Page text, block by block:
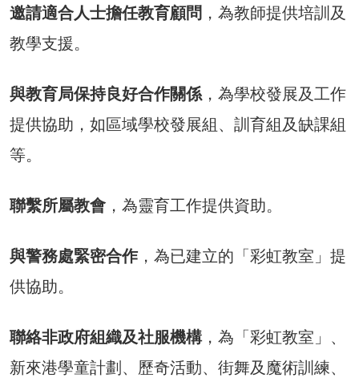
邀請適合人士擔任教育顧問 ，為教師提供培訓及
教學支援。
與教育局保持良好合作關係，為學校發展及工作
提供協助，如區域學校發展組、訓育組及缺課組
等。
聯繫所屬教會 ，為靈育工作提供資助。
與警務處緊密合作，為已建立的「彩虹教室」提
供協助。
聯絡非政府組織及社服機構，為「彩虹教室」、
新來港學童計劃、歷奇活動、街舞及魔術訓練、